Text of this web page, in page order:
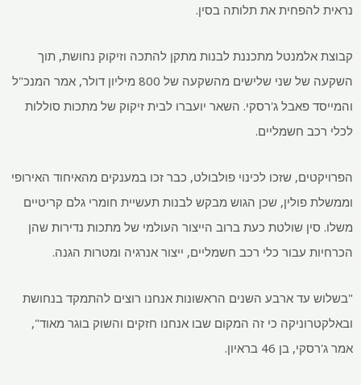
נראית להפחית את תלותה בסין.
קבוצת אלמנטל מתכננת לבנות מתקן להתכה וזיקוק נחושת, תוך
השקעה של שני שלישים מהשקעה של 800 מיליון דולר, אמר המנכ"ל
והמייסד פאבל ג'רסקי. השאר יועברו לבית זיקוק של מתכות סוללות
לכלי רכב חשמליים.
הפרויקטים, שזכו לכינוי פולבולט, כבר זכו במענקים מהאיחוד האירופי
וממשלת פולין, שכן הגוש מבקש לבנות תעשיית חומרי גלם קריטיים
משלו. סין שולטת כעת ברוב הייצור העולמי של מתכות נדירות שהן
הכרחיות עבור כלי רכב חשמליים, ייצור אנרגיה ומטרות הגנה.
"בשלוש עד ארבע השנים הראשונות אנחנו רוצים להתמקד בנחושת
ובאלקטרוניקה כי זה המקום שבו אנחנו חזקים והשוק בוגר מאוד",
אמר ג'רסקי, בן 46 בראיון.